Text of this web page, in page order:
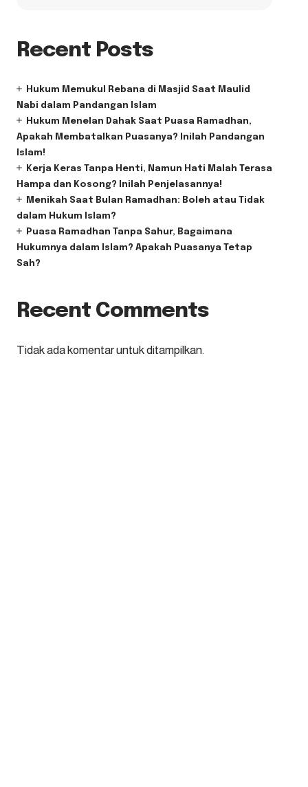
Recent Posts
Hukum Memukul Rebana di Masjid Saat Maulid
Nabi dalam Pandangan Islam
Hukum Menelan Dahak Saat Puasa Ramadhan,
Apakah Membatalkan Puasanya? Inilah Pandangan
Islam!
Kerja Keras Tanpa Henti, Namun Hati Malah Terasa
Hampa dan Kosong? Inilah Penjelasannya!
Menikah Saat Bulan Ramadhan: Boleh atau Tidak
dalam Hukum Islam?
Puasa Ramadhan Tanpa Sahur, Bagaimana
Hukumnya dalam Islam? Apakah Puasanya Tetap
Sah?
Recent Comments
Tidak ada komentar untuk ditampilkan.